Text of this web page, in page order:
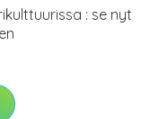
: se nyt